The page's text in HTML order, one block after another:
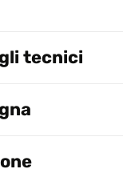
tecnici